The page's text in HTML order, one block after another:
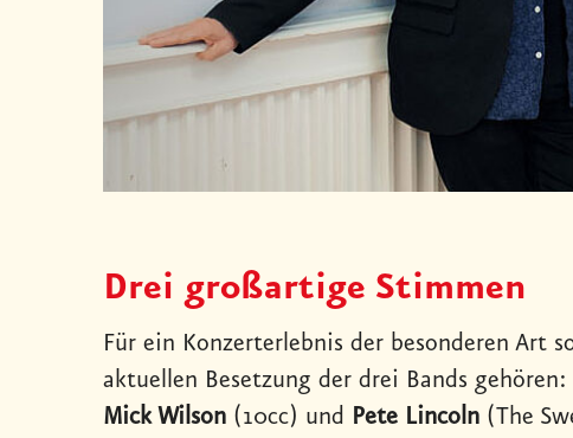
Drei großartige Stimmen
Für ein Konzerterlebnis der besonderen Art
aktuellen Besetzung der drei Bands gehören:
Mick Wilson (10cc) und Pete Lincoln (The